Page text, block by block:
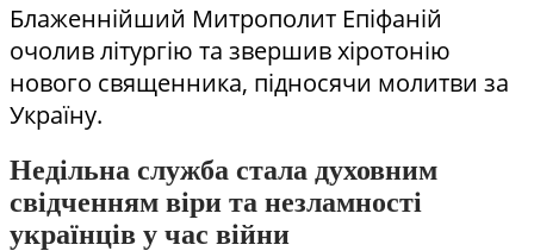
Блаженнійший Митрополит Епіфаній
очолив літургію та звершив хіротонію
нового священника, підносячи молитви за
Україну.
Недільна служба стала духовним
свідченням віри та незламності
українців у час війни